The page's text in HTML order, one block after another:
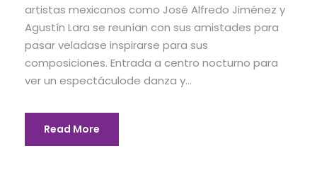
artistas mexicanos como José Alfredo Jiménez y
Agustín Lara se reunían con sus amistades para
pasar veladase inspirarse para sus
composiciones. Entrada a centro nocturno para
ver un espectáculode danza y...
Read More